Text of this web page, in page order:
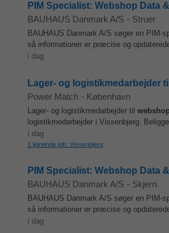
PIM Specialist: Webshop Data
BAUHAUS Danmark A/S - Struer
BAUHAUS Danmark A/S søger en PIM-
så informationer er præcise og
i dag
Lager- og logistikmedarbejder
Power Match - København
Lager- og logistikmedarbejder til
logistikmedarbejder i Vissenbjerg.
i dag
1 lignende job: Vissenbjerg
PIM Specialist: Webshop Data
BAUHAUS Danmark A/S - Skjern
BAUHAUS Danmark A/S søger en PIM-
så informationer er præcise og
i dag